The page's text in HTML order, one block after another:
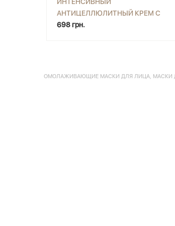
АНТИЦЕЛЛЮЛИТНЫЙ КРЕМ С
ОХЛАЖДАЮЩИМ ЭФФЕКТОМ
698 грн.
-
ОМОЛАЖИВАЮЩИЕ МАСКИ ДЛЯ ЛИЦА, МАСКИ